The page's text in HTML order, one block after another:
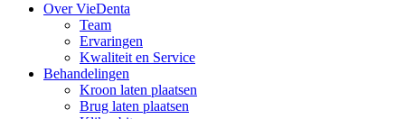
Over VieDenta
Team
Ervaringen
Kwaliteit en Service
Behandelingen
Kroon laten plaatsen
Brug laten plaatsen